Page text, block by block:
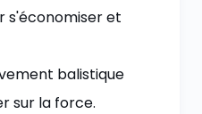
s'économiser et
balistique
sur la force.